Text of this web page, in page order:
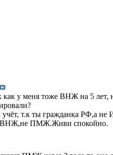
как у меня тоже ВНЖ на 5 лет,
учёт, т.к ты гражданка РФ,а
ВНЖ,не ПМЖ.Живи спокойно.